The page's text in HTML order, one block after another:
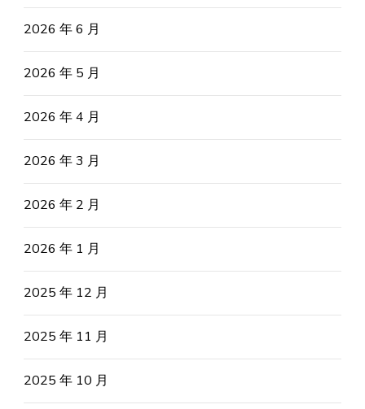
2026 年 6 月
2026 年 5 月
2026 年 4 月
2026 年 3 月
2026 年 2 月
2026 年 1 月
2025 年 12 月
2025 年 11 月
2025 年 10 月